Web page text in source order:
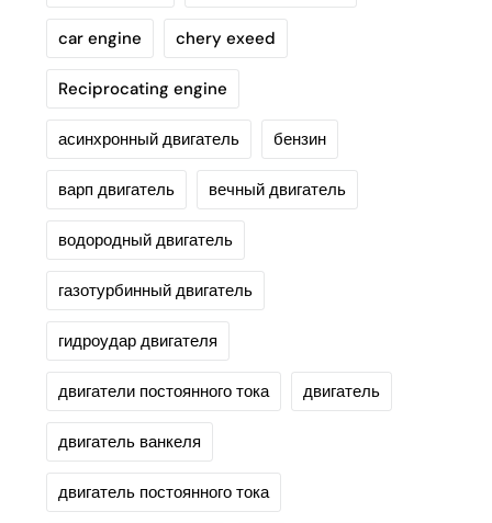
car engine chery exeed
Reciprocating engine
асинхронный двигатель бензин
варп двигатель вечный двигатель
водородный двигатель
газотурбинный двигатель
гидроудар двигателя
двигатели постоянного тока двигатель
двигатель ванкеля
двигатель постоянного тока